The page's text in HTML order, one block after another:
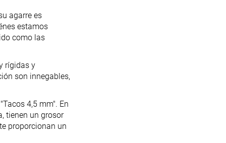
agarre es
estamos
como las
rígidas y
son innegables,
4,5 mm". En
tienen un grosor
proporcionan un